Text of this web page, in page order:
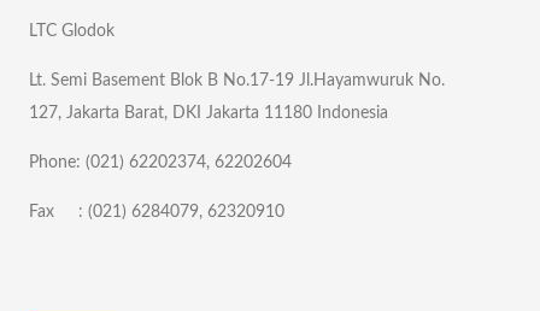
LTC Glodok
Lt. Semi Basement Blok B No.17-19 Jl.Hayamwuruk No.
127, Jakarta Barat, DKI Jakarta 11180 Indonesia
Phone: (021) 62202374, 62202604
Fax : (021) 6284079, 62320910